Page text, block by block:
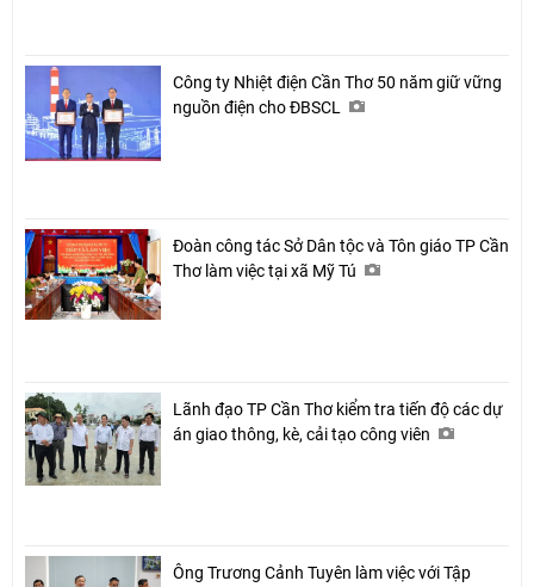
Công ty Nhiệt điện Cần Thơ 50 năm giữ vững
nguồn điện cho ĐBSCL
Đoàn công tác Sở Dân tộc và Tôn giáo TP Cần
Thơ làm việc tại xã Mỹ Tú
Lãnh đạo TP Cần Thơ kiểm tra tiến độ các dự
án giao thông, kè, cải tạo công viên
Ông Trương Cảnh Tuyên làm việc với Tập